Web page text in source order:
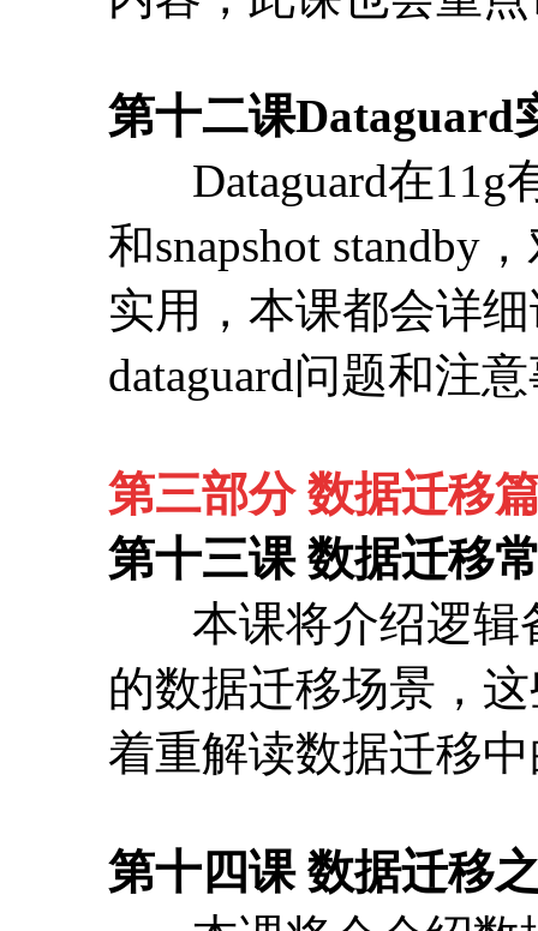
dataguard问题和注
第三部分 数据迁移
第十三课 数据迁移
本课将介绍逻辑备
着重解读数据迁移
第十四课 数据迁移
本课将会介绍数据
部表至今仍然没有